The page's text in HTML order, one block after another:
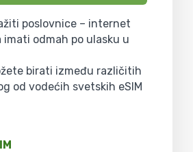
poslovnice – internet
imati odmah po ulasku u
birati između različitih
od vodećih svetskih eSIM